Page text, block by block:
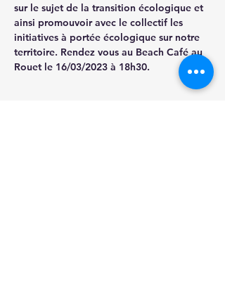
sur le sujet de la transition écologique et
ainsi promouvoir avec le collectif les
initiatives à portée écologique sur notre
territoire. Rendez vous au Beach Café au
Rouet le 16/03/2023 à 18h30.